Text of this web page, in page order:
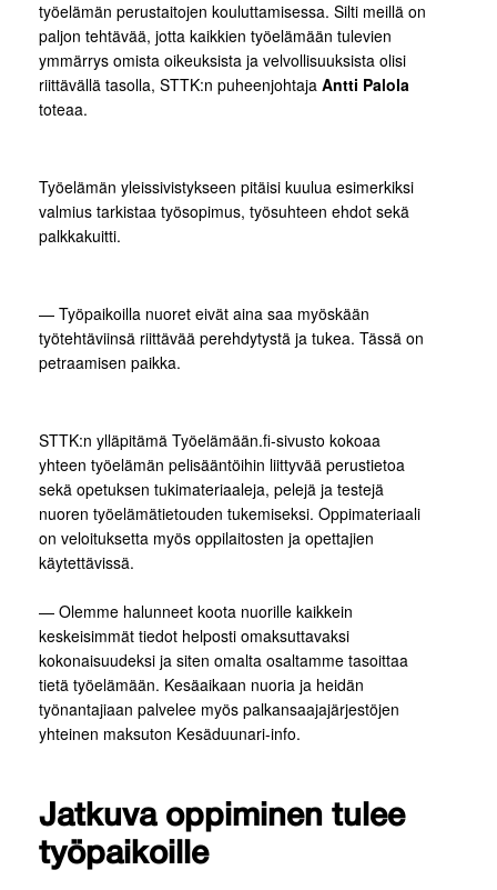
työelämän perustaitojen kouluttamisessa. Silti meillä on
paljon tehtävää, jotta kaikkien työelämään tulevien
ymmärrys omista oikeuksista ja velvollisuuksista olisi
riittävällä tasolla, STTK:n puheenjohtaja Antti Palola
toteaa.
Työelämän yleissivistykseen pitäisi kuulua esimerkiksi
valmius tarkistaa työsopimus, työsuhteen ehdot sekä
palkkakuitti.
— Työpaikoilla nuoret eivät aina saa myöskään
työtehtäviinsä riittävää perehdytystä ja tukea. Tässä on
petraamisen paikka.
STTK:n ylläpitämä Työelämään.fi-sivusto kokoaa
yhteen työelämän pelisääntöihin liittyvää perustietoa
sekä opetuksen tukimateriaaleja, pelejä ja testejä
nuoren työelämätietouden tukemiseksi. Oppimateriaali
on veloituksetta myös oppilaitosten ja opettajien
käytettävissä.
— Olemme halunneet koota nuorille kaikkein
keskeisimmät tiedot helposti omaksuttavaksi
kokonaisuudeksi ja siten omalta osaltamme tasoittaa
tietä työelämään. Kesäaikaan nuoria ja heidän
työnantajiaan palvelee myös palkansaajajärjestöjen
yhteinen maksuton Kesäduunari-info.
Jatkuva oppiminen tulee
työpaikoille